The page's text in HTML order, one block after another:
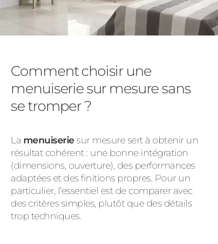
Comment choisir une
menuiserie sur mesure sans
se tromper ?
La menuiserie sur mesure sert à obtenir un
résultat cohérent : une bonne intégration
(dimensions, ouverture), des performances
adaptées et des finitions propres. Pour un
particulier, l’essentiel est de comparer avec
des critères simples, plutôt que des détails
trop techniques.